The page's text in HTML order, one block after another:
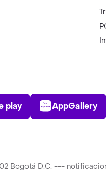
Store
play AppGallery
Bogotá D.C. ---